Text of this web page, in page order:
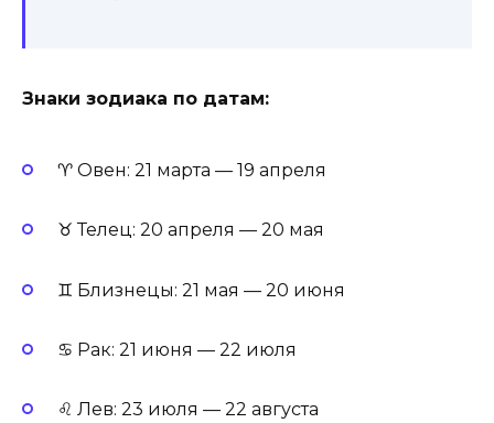
Знаки зодиака по датам:
♈ Овен: 21 марта — 19 апреля
♉ Телец: 20 апреля — 20 мая
♊ Близнецы: 21 мая — 20 июня
♋ Рак: 21 июня — 22 июля
♌ Лев: 23 июля — 22 августа